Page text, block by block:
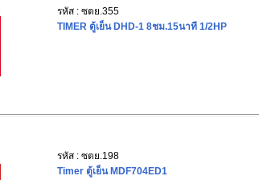
รหัส : ซตย.355
TIMER ตู้เย็น DHD-1 8ชม.15นาที 1/2HP
รหัส : ซตย.198
Timer ตู้เย็น MDF704ED1